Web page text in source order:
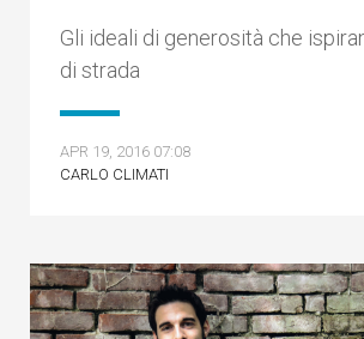
Gli ideali di generosità che
di strada
APR 19, 2016 07:08
CARLO CLIMATI